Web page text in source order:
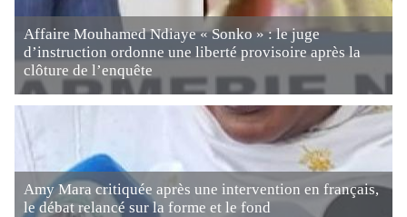
Affaire Mouhamed Ndiaye « Sonko » : le juge
d’instruction ordonne une liberté provisoire après la
clôture de l’enquête
Amy Mara critiquée après une intervention en français,
le débat relancé sur la forme et le fond